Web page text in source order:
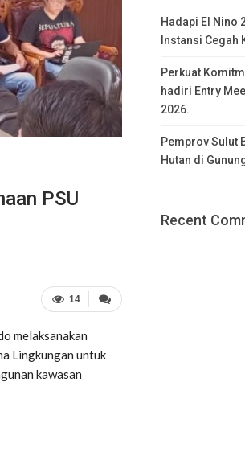
PSU
14
melaksanakan
Lingkungan untuk
kawasan
Hadapi El Nino
Instansi
Perkuat
hadiri Entry
2026.
Pemprov Sulut
Hutan di
Recent